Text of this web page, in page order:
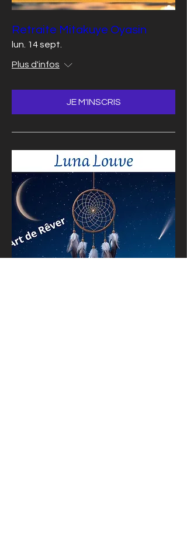
Retraite Mitakuye Oyasin
lun. 14 sept.
Plus d'infos
JE M'INSCRIS